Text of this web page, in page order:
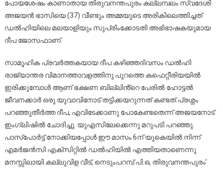
പോയശേഷം കാണാതായ തിരുവനന്തപുരം കല്ലമ്പലം സ്വദേശി
അജയൻ ഭാസിയെ (37) വീണ്ടും അമ്മയുടെ അരികിലെത്തിച്ചത്
ഡൽഹിയിലെ മലയാളിയും സുപ്രിംക്കോടതി അഭിഭാഷകയുമായ
ദീപ ജോസഫാണ്.
സാമൂഹിക പ്രവർത്തകയായ ദീപ കഴിഞ്ഞദിവസം ഡൽഹി
രാജ്യാന്തര വിമാനത്താവളത്തിനു പുറത്തെ കഫെറ്റീരിയയിൽ
ഇരിക്കുമ്പോൾ ആണ് ഭക്ഷണ ബില്ലിൻ്റെ പേരിൽ ഹോട്ടൽ
ജീവനക്കാർ ഒരു യുവാവിനോട് തട്ടിക്കയറുന്നത് കണ്ടത്.പ്രശ്നം
പറഞ്ഞുതീർത്ത ദീപ, എവിടേക്കാണു പോകേണ്ടതെന്ന് അജയനോട്
ഇംഗ്ലിഷിൽ ചോദിച്ചു. യുഎസിലേക്കെന്നു മറുപടി പറഞ്ഞു.
പാസ്പോർട്ട് നോക്കിയപ്പോൾ ഈ മാസം 6ന് യുകെയിൽ നിന്ന്
എമർജൻസി എക്‌സിറ്റിൽ ഡൽഹിയിൽ എത്തിയതാണെന്നു
മനസ്സിലായി.കല്ലുവിള വീട്, നെടുംപറമ്പ് പി.ഒ, തിരുവനന്തപുരം’